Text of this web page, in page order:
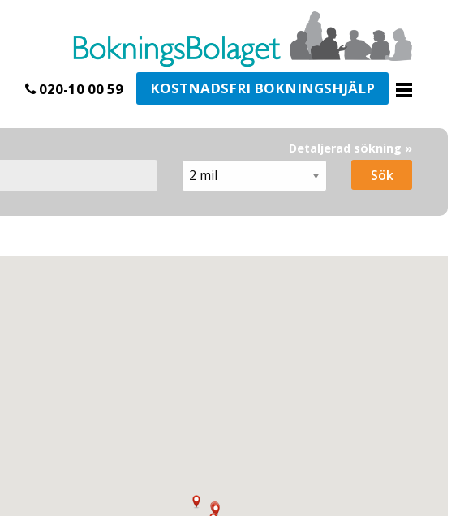
020-10 00 59 KOSTNADSFRI BOKNINGSHJÄLP
Detaljerad sökning »